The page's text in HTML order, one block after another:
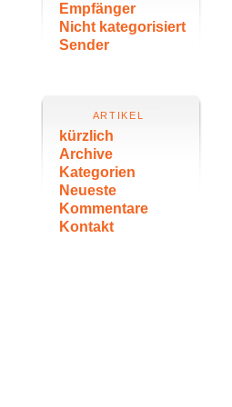
Empfänger
Nicht kategorisiert
Sender
ARTIKEL
kürzlich
Archive
Kategorien
Neueste
Kommentare
Kontakt